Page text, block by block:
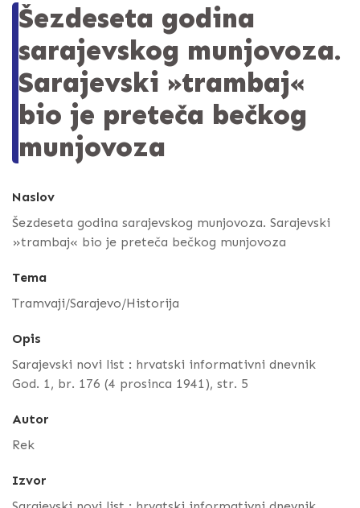
Šezdeseta godina
sarajevskog munjovoza.
Sarajevski »trambaj«
bio je preteča bečkog
munjovoza
Naslov
Šezdeseta godina sarajevskog munjovoza. Sarajevski
»trambaj« bio je preteča bečkog munjovoza
Tema
Tramvaji/Sarajevo/Historija
Opis
Sarajevski novi list : hrvatski informativni dnevnik
God. 1, br. 176 (4 prosinca 1941), str. 5
Autor
Rek
Izvor